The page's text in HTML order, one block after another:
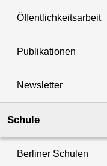
Öffentlichkeitsarbeit
Publikationen
Newsletter
Schule
Berliner Schulen